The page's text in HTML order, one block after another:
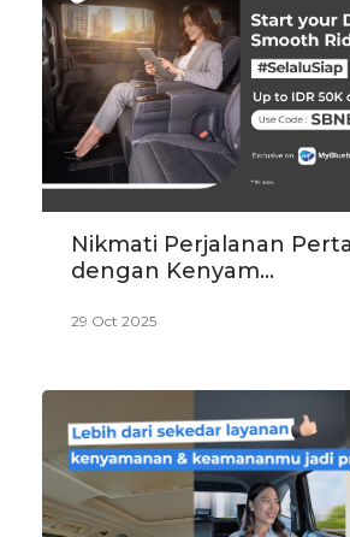
Nikmati Perjalanan
dengan Kenyam...
29 Oct 2025